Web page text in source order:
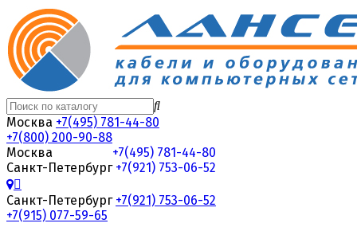
Москва +7(495) 781-44-80
+7(800) 200-90-88
Москва
+7(495) 781-44-80
Санкт-Петербург +7(921) 753-06-52
Санкт-Петербург +7(921) 753-06-52
+7(915) 077-59-65